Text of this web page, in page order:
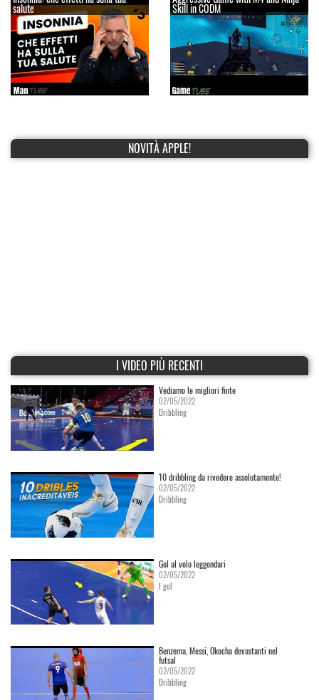
salute Skill in CODM
NOVITÀ APPLE!
I VIDEO PIÙ RECENTI
Vediamo le migliori finte
02/05/2022
Dribbling
10 dribbling da rivedere assolutamente!
02/05/2022
Dribbling
Gol al volo leggendari
02/05/2022
I gol
Benzema, Messi, Okocha devastanti nel
futsal
02/05/2022
Dribbling